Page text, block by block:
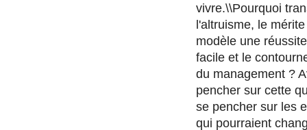
vivre.\\Pourquoi
l'altruisme, le
modèle une
facile et le
du management ?
pencher sur cette
se pencher sur les
qui pourraient